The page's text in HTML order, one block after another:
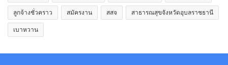
ลูกจ้างชั่วคราว สมัครงาน สสจ สาธารณสุขจังหวัดอุบลราชธานี
เบาหวาน